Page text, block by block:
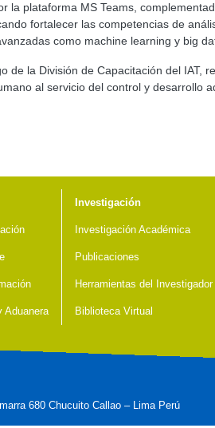
la plataforma MS Teams,
fortalecer las competencias de
como machine learning y big
de la División de Capacitación del IAT,
al servicio del control y desarrollo
Aduanera
Investigación
Investigación Académica
Publicaciones
Herramientas del Investigador
Biblioteca Virtual
680 Chucuito Callao – Lima Perú